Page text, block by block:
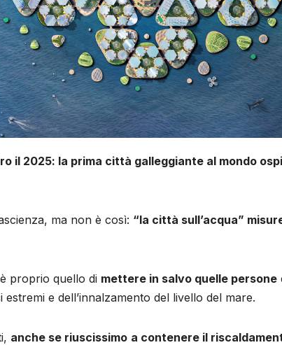
il 2025: la prima città galleggiante al mondo
ma non è così: “la città sull’acqua”
proprio quello di mettere in salvo quelle persone
e dell’innalzamento del livello del mare.
anche se riuscissimo a contenere il